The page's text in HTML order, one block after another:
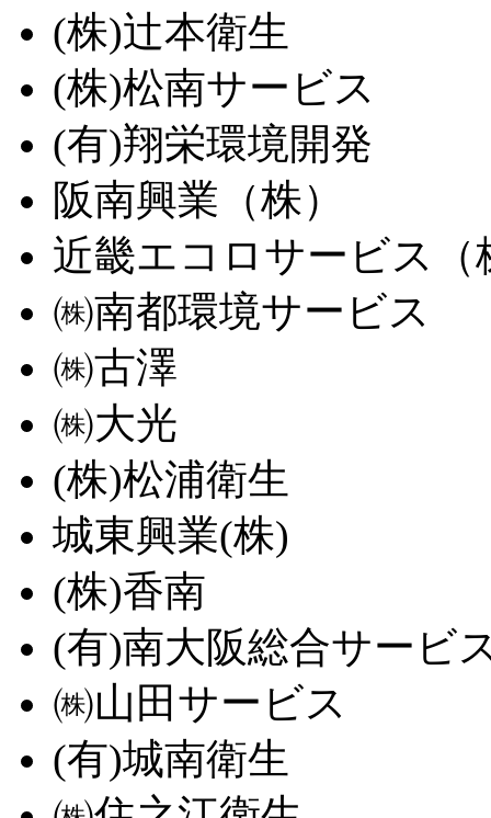
(株)辻本衛生
(株)松南サービス
(有)翔栄環境開発
阪南興業（株）
近畿エコロサービス（
㈱南都環境サービス
㈱古澤
㈱大光
(株)松浦衛生
城東興業(株)
(株)香南
(有)南大阪総合サービ
㈱山田サービス
(有)城南衛生